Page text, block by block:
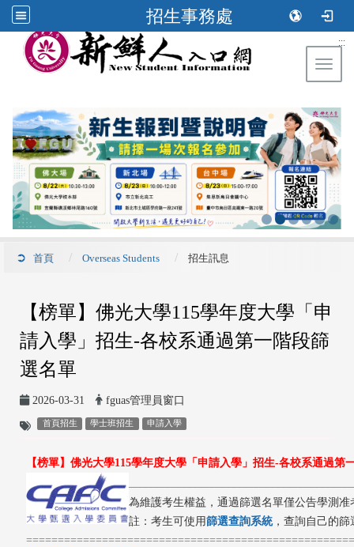
招生事務處
:::
首頁 Overseas Students 招生訊息
【榜單】佛光大學115學年度大學「申
請入學」招生-各校系通過第一階段篩
選名單
2026-03-31 fguas管理員窗口
首頁招生 學士班招生 申請入學
【榜單】佛光大學115學年度大學「申請入學」招生-各校系通過第
為維護考生權益，通過篩選名單僅公告學測准
註：考生可使用篩選查詢系統，查詢自己的篩